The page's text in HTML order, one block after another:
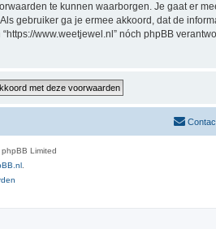
te kunnen waarborgen. Je gaat er
gebruiker ga je ermee akkoord, dat de
www.weetjewel.nl” nóch phpBB
Limited